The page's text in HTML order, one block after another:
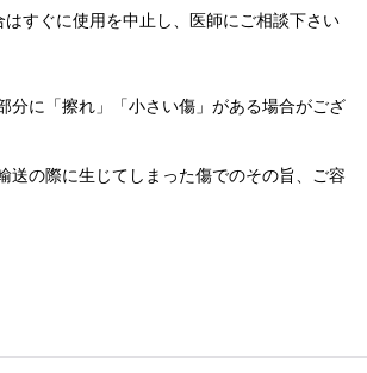
すぐに使用を中止し、医師にご相談下さい
分に「擦れ」「小さい傷」がある場合がござ
送の際に生じてしまった傷でのその旨、ご容